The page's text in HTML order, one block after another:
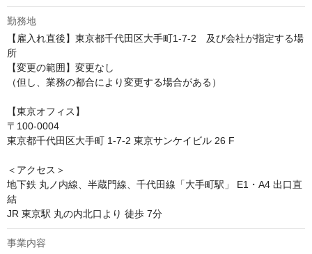
勤務地
【雇入れ直後】東京都千代田区大手町1-7-2　及び会社が指定する場
所
【変更の範囲】変更なし
（但し、業務の都合により変更する場合がある）
【東京オフィス】
〒100-0004
東京都千代田区大手町 1-7-2 東京サンケイビル 26 F
＜アクセス＞
地下鉄 丸ノ内線、半蔵門線、千代田線「大手町駅」 E1・A4 出口直
結
事業内容